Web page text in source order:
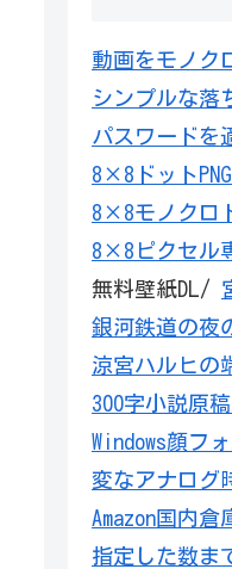
動画をモノク
シンプルな落
パスワードを
8×8ドット
8×8モノクロ
8×8ピクセル
無料壁紙DL/
銀河鉄道の夜
涼宮ハルヒの
300字小説原
Windows顔フ
変なアナログ
Amazon国内
指定した数ま